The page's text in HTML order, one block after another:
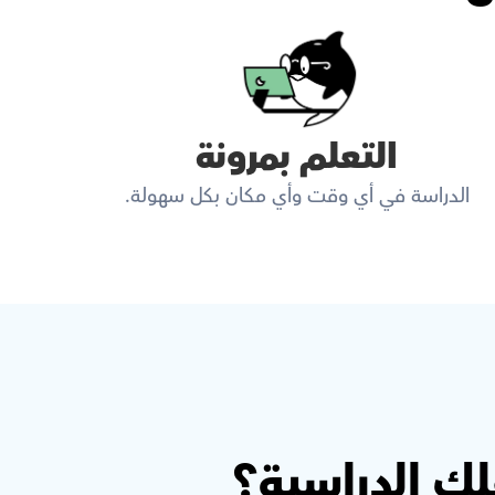
التعلم بمرونة
الدراسة في أي وقت وأي مكان بكل سهولة.